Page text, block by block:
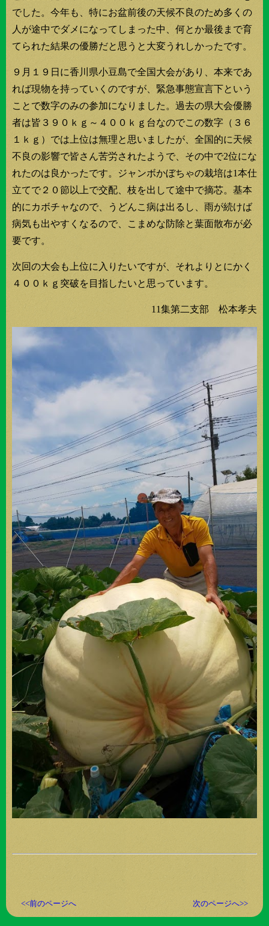
でした。今年も、特にお盆前後の天候不良のため多くの
人が途中でダメになってしまった中、何とか最後まで育
てられた結果の優勝だと思うと大変うれしかったです。
９月１９日に香川県小豆島で全国大会があり、本来であ
れば現物を持っていくのですが、緊急事態宣言下という
ことで数字のみの参加になりました。過去の県大会優勝
者は皆３９０ｋｇ～４００ｋｇ台なのでこの数字（３６
１ｋｇ）では上位は無理と思いましたが、全国的に天候
不良の影響で皆さん苦労されたようで、その中で2位にな
れたのは良かったです。ジャンボかぼちゃの栽培は1本仕
立てで２０節以上で交配、枝を出して途中で摘芯。基本
的にカボチャなので、うどんこ病は出るし、雨が続けば
病気も出やすくなるので、こまめな防除と葉面散布が必
要です。
次回の大会も上位に入りたいですが、それよりとにかく
４００ｋｇ突破を目指したいと思っています。
11集第二支部 松本孝夫
<<前のページへ 次のページへ>>